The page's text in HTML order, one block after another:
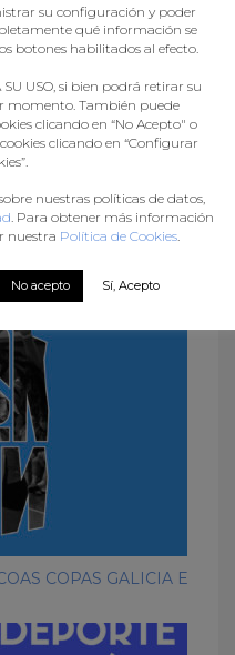
COPAS GALICIA E
su configuración y poder
qué información se
botones habilitados al efecto.
USO, si bien podrá retirar su
momento. También puede
clicando en “No Acepto" o
clicando en “Configurar
nuestras políticas de datos,
. Para obtener más información
nuestra Política de Cookies.
No acepto Sí, Acepto